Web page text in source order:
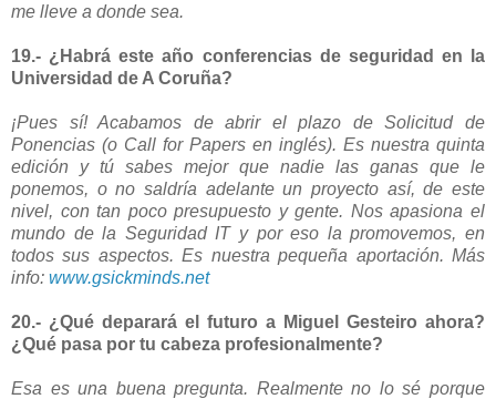
me lleve a donde sea.
19.- ¿Habrá este año conferencias de seguridad en la
Universidad de A Coruña?
¡Pues sí! Acabamos de abrir el plazo de Solicitud de
Ponencias (o Call for Papers en inglés). Es nuestra quinta
edición y tú sabes mejor que nadie las ganas que le
ponemos, o no saldría adelante un proyecto así, de este
nivel, con tan poco presupuesto y gente. Nos apasiona el
mundo de la Seguridad IT y por eso la promovemos, en
todos sus aspectos. Es nuestra pequeña aportación. Más
info: www.gsickminds.net
20.- ¿Qué deparará el futuro a Miguel Gesteiro ahora?
¿Qué pasa por tu cabeza profesionalmente?
Esa es una buena pregunta. Realmente no lo sé porque